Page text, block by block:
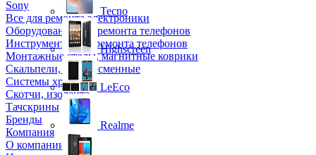
Sony
Все для ремонта электроники
Оборудование для ремонта телефонов
Инструменты для ремонта телефонов
Монтажные столы, магнитные коврики
Скальпели, лезвия сменные
Системы хранения
Скотчи, изолента
Тачскрины
Бренды
Компания
О компании
Tecno
Highscreen
LeEco
Realme